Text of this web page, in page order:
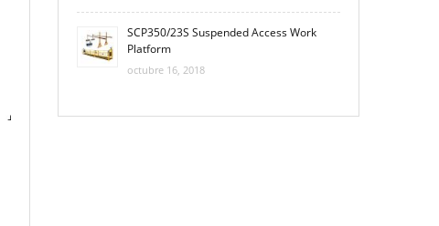
SCP350/23S Suspended Access Work
Platform
octubre 16, 2018